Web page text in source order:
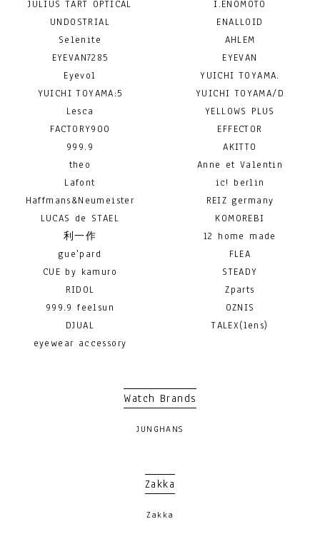
JULIUS TART OPTICAL
I.ENOMOTO
UNDOSTRIAL
ENALLOID
Selenite
AHLEM
EYEVAN7285
EYEVAN
Eyevol
YUICHI TOYAMA.
YUICHI TOYAMA:5
YUICHI TOYAMA/D
Lesca
YELLOWS PLUS
FACTORY900
EFFECTOR
999.9
AKITTO
theo
Anne et Valentin
Lafont
ic! berlin
Haffmans&Neumeister
REIZ germany
LUCAS de STAEL
KOMOREBI
利一作
12 home made
gue'pard
FLEA
CUE by kamuro
STEADY
RIDOL
Zparts
999.9 feelsun
OZNIS
DJUAL
TALEX(lens)
eyewear accessory
Watch Brands
JUNGHANS
Zakka
Zakka